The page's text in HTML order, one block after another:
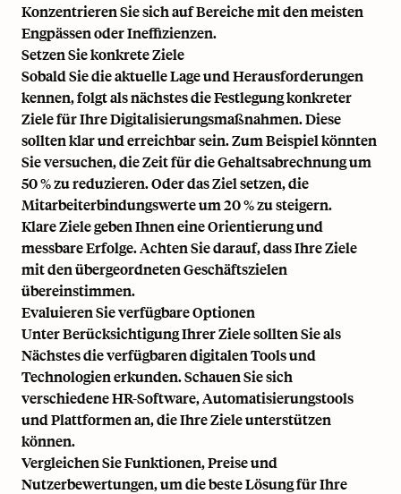
Konzentrieren Sie sich auf Bereiche mit den meisten
Engpässen oder Ineffizienzen.
Setzen Sie konkrete Ziele
Sobald Sie die aktuelle Lage und Herausforderungen
kennen, folgt als nächstes die Festlegung konkreter
Ziele für Ihre Digitalisierungsmaßnahmen. Diese
sollten klar und erreichbar sein. Zum Beispiel könnten
Sie versuchen, die Zeit für die Gehaltsabrechnung um
50 % zu reduzieren. Oder das Ziel setzen, die
Mitarbeiterbindungswerte um 20 % zu steigern.
Klare Ziele geben Ihnen eine Orientierung und
messbare Erfolge. Achten Sie darauf, dass Ihre Ziele
mit den übergeordneten Geschäftszielen
übereinstimmen.
Evaluieren Sie verfügbare Optionen
Unter Berücksichtigung Ihrer Ziele sollten Sie als
Nächstes die verfügbaren digitalen Tools und
Technologien erkunden.Schauen Sie sich
verschiedene HR-Software, Automatisierungstools
und Plattformenan, die Ihre Ziele unterstützen
können.
Vergleichen Sie Funktionen, Preise und
Nutzerbewertungen, um die beste Lösung für Ihre